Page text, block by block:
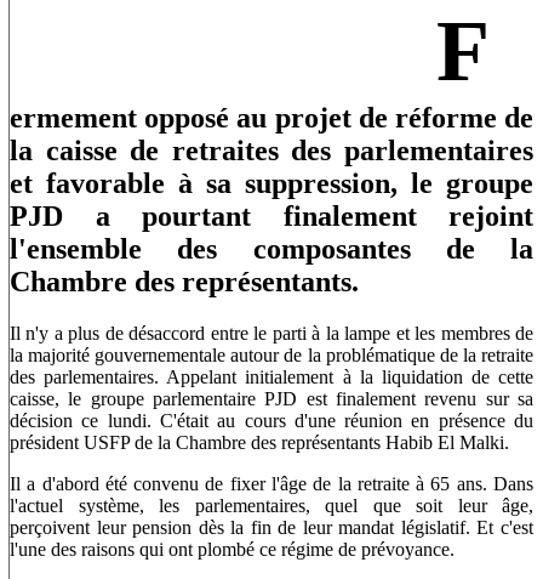
F
ermement opposé au projet de réforme de
la caisse de retraites des parlementaires
et favorable à sa suppression, le groupe
PJD a pourtant finalement rejoint
l'ensemble des composantes de la
Chambre des représentants.
Il n'y a plus de désaccord entre le parti à la lampe et les membres de
la majorité gouvernementale autour de la problématique de la retraite
des parlementaires. Appelant initialement à la liquidation de cette
caisse, le groupe parlementaire PJD est finalement revenu sur sa
décision ce lundi. C'était au cours d'une réunion en présence du
président USFP de la Chambre des représentants Habib El Malki.
Il a d'abord été convenu de fixer l'âge de la retraite à 65 ans. Dans
l'actuel système, les parlementaires, quel que soit leur âge,
perçoivent leur pension dès la fin de leur mandat législatif. Et c'est
l'une des raisons qui ont plombé ce régime de prévoyance.